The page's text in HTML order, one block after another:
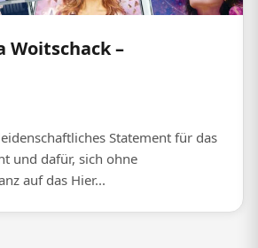
Woitschack –
Statement für das
und dafür, sich ohne
auf das Hier...